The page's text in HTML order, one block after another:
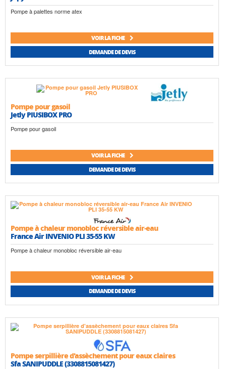
Pompe à palettes norme atex
VOIR LA FICHE
DEMANDE DE DEVIS
Pompe pour gasoil
Jetly PIUSIBOX PRO
Pompe pour gasoil
VOIR LA FICHE
DEMANDE DE DEVIS
Pompe à chaleur monobloc réversible air-eau
France Air INVENIO PLI 35-55 KW
Pompe à chaleur monobloc réversible air-eau
VOIR LA FICHE
DEMANDE DE DEVIS
Pompe serpillière d'assèchement pour eaux claires
Sfa SANIPUDDLE (3308815081427)